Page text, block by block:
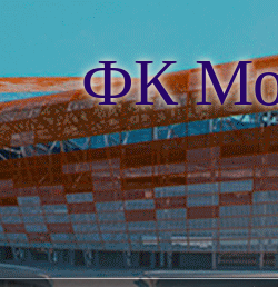
ФК